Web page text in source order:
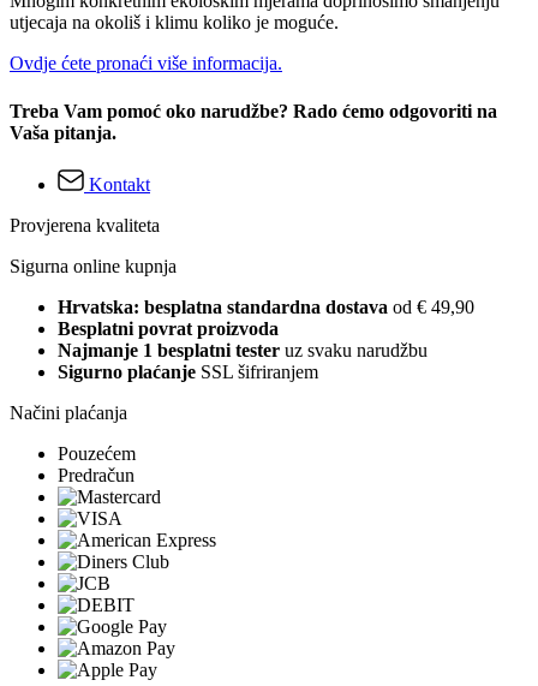
utjecaja na okoliš i klimu koliko je moguće.
Ovdje ćete pronaći više informacija.
Treba Vam pomoć oko narudžbe? Rado ćemo odgovoriti na
Vaša pitanja.
Kontakt
Provjerena kvaliteta
Sigurna online kupnja
Hrvatska: besplatna standardna dostava od € 49,90
Besplatni povrat proizvoda
Najmanje 1 besplatni tester uz svaku narudžbu
Sigurno plaćanje SSL šifriranjem
Načini plaćanja
Pouzećem
Predračun